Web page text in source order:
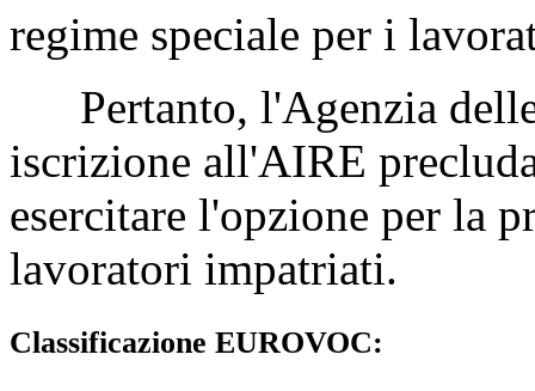
regime speciale per i
Pertanto, l'Agenzia delle
iscrizione all'AIRE
esercitare l'opzione per la
lavoratori impatriati.
Classificazione EUROVOC: